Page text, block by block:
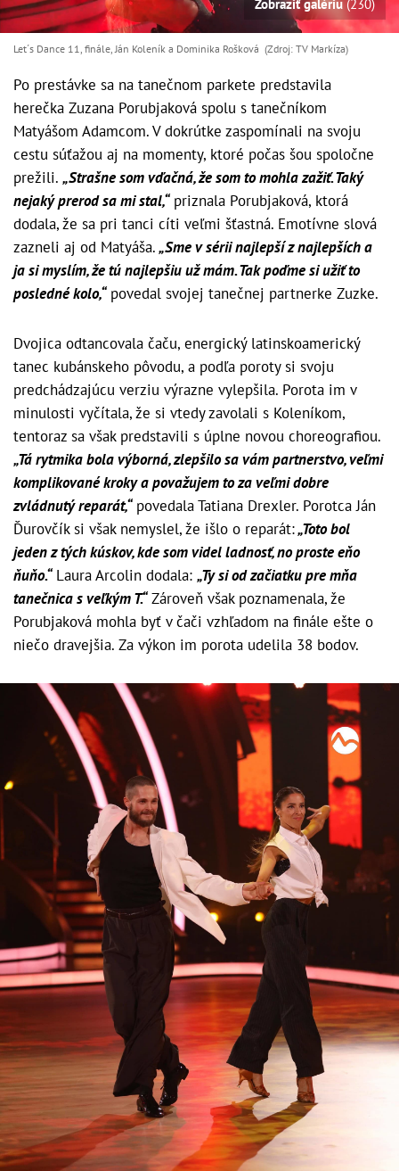
Zobraziť galériu (230)
Let´s Dance 11, finále, Ján Koleník a Dominika Rošková (Zdroj: TV Markíza)
Po prestávke sa na tanečnom parkete predstavila
herečka Zuzana Porubjaková spolu s tanečníkom
Matyášom Adamcom. V dokrútke zaspomínali na svoju
cestu súťažou aj na momenty, ktoré počas šou spoločne
prežili. „Strašne som vďačná, že som to mohla zažiť. Taký
nejaký prerod sa mi stal,“priznala Porubjaková, ktorá
dodala, že sa pri tanci cíti veľmi šťastná. Emotívne slová
zazneli aj od Matyáša.„Sme v sérii najlepší z najlepších a
ja si myslím, že tú najlepšiu už mám. Tak poďme si užiť to
posledné kolo,“povedal svojej tanečnej partnerke Zuzke.
Dvojica odtancovala čaču, energický latinskoamerický
tanec kubánskeho pôvodu, a podľa poroty si svoju
predchádzajúcu verziu výrazne vylepšila. Porota im v
minulosti vyčítala, že si vtedy zavolali s Koleníkom,
tentoraz sa však predstavili s úplne novou choreografiou.
„Tá rytmika bola výborná, zlepšilo sa vám partnerstvo, veľmi
komplikované kroky a považujem to za veľmi dobre
zvládnutý reparát,“povedala Tatiana Drexler. Porotca Ján
Ďurovčík si však nemyslel, že išlo o reparát:„Toto bol
jeden z tých kúskov, kde som videl ladnosť, no proste eňo
ňuňo.“Laura Arcolin dodala: „Ty si od začiatku pre mňa
tanečnica s veľkým T.“Zároveň však poznamenala, že
Porubjaková mohla byť v čači vzhľadom na finále ešte o
niečo dravejšia. Za výkon im porota udelila 38 bodov.